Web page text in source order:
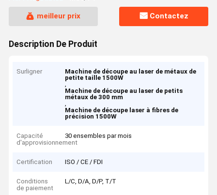
meilleur prix Contactez
Description De Produit
Surligner
Machine de découpe au laser de métaux de
petite taille 1500W
,
Machine de découpe au laser de petits
métaux de 300 mm
,
Machine de découpe laser à fibres de
précision 1500W
Capacité
d'approvisionnement
30 ensembles par mois
Certification ISO / CE / FDI
Conditions
de paiement
L/C, D/A, D/P, T/T